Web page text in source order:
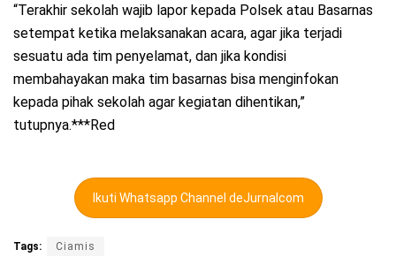
“Terakhir sekolah wajib lapor kepada Polsek atau Basarnas
setempat ketika melaksanakan acara, agar jika terjadi
sesuatu ada tim penyelamat, dan jika kondisi
membahayakan maka tim basarnas bisa menginfokan
kepada pihak sekolah agar kegiatan dihentikan,”
tutupnya.***Red
Ikuti Whatsapp Channel deJurnalcom
Tags: Ciamis